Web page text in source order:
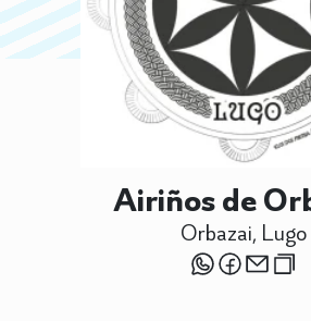
Airiños de
Orbazai, Lugo